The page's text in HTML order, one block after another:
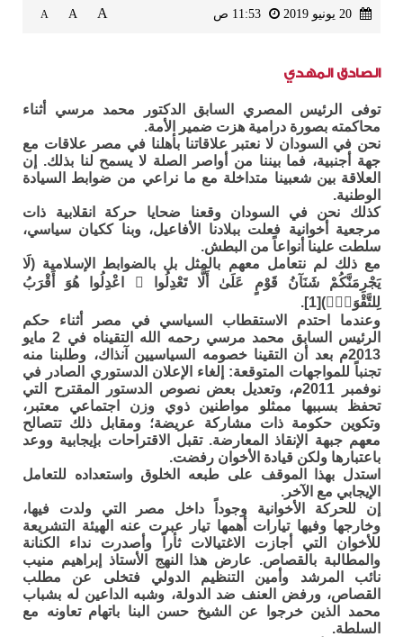
A
A
A
الصادق المهدي
توفى الرئيس المصري السابق الدكتور محمد مرسي أثناء
محاكمته بصورة درامية هزت ضمير الأمة.
نحن في السودان لا نعتبر علاقاتنا بأهلنا في مصر علاقات مع
جهة أجنبية، فما بيننا من أواصر الصلة لا يسمح لنا بذلك. إن
العلاقة بين شعبينا متداخلة مع ما نراعي من ضوابط السيادة
الوطنية.
كذلك نحن في السودان وقعنا ضحايا حركة انقلابية ذات
مرجعية أخوانية فعلت ببلادنا الأفاعيل، وبنا ككيان سياسي،
سلطت علينا أنواعاً من البطش.
مع ذلك لم نتعامل معهم بالمثل بل بالضوابط الإسلامية (لَا
يَجْرِمَنَّكُمْ شَنَآنُ قَوْمٍ عَلَىٰ أَلَّا تَعْدِلُوا ۚ اعْدِلُوا هُوَ أَقْرَبُ
لِلتَّقْوَىٰۖ)[1].
وعندما احتدم الاستقطاب السياسي في مصر أثناء حكم
الرئيس السابق محمد مرسي رحمه الله التقيناه في 2 مايو
2013م بعد أن التقينا خصومه السياسيين آنذاك، وطلبنا منه
تجنباً للمواجهات المتوقعة: إلغاء الإعلان الدستوري الصادر في
نوفمبر 2011م، وتعديل بعض نصوص الدستور المقترح التي
تحفظ بسببها ممثلو مواطنين ذوي وزن اجتماعي معتبر،
وتكوين حكومة ذات مشاركة عريضة؛ ومقابل ذلك تتصالح
معهم جبهة الإنقاذ المعارضة. تقبل الاقتراحات بإيجابية ووعد
باعتبارها ولكن قيادة الأخوان رفضت.
استدل بهذا الموقف على طبعه الخلوق واستعداده للتعامل
الإيجابي مع الآخر.
إن للحركة الأخوانية وجوداً داخل مصر التي ولدت فيها،
وخارجها وفيها تيارات أهمها تيار عبرت عنه الهيئة التشريعة
للأخوان التي أجازت الاغتيالات ثأراً وأصدرت نداء الكنانة
والمطالبة بالقصاص. عارض هذا النهج الأستاذ إبراهيم منيب
نائب المرشد وأمين التنظيم الدولي فتخلى عن مطلب
القصاص، ورفض العنف ضد الدولة، وشبه الداعين له بشباب
محمد الذين خرجوا عن الشيخ حسن البنا باتهام تعاونه مع
السلطة.